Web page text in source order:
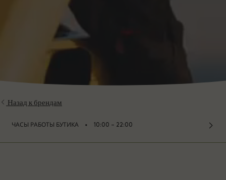
Назад к брендам
ЧАСЫ РАБОТЫ БУТИКА ⬩ 10:00 – 22:00